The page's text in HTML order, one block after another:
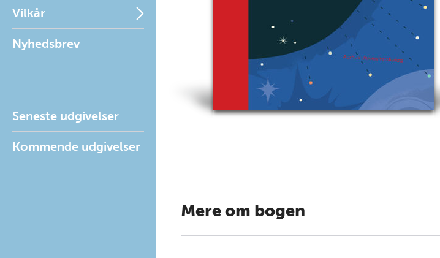
Vilkår
Nyhedsbrev
Seneste udgivelser
Kommende udgivelser
Mere om bogen